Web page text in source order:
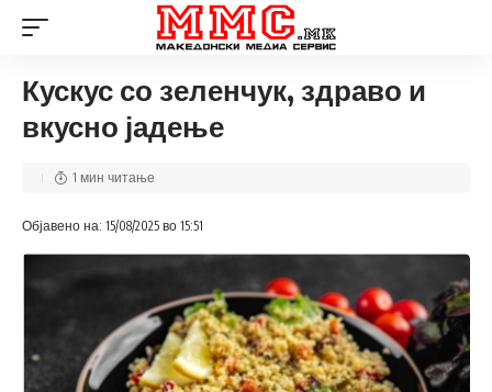
Кускус со зеленчук, здраво и
вкусно јадење
Објавено на: 15/08/2025 во 15:51
1 мин читање